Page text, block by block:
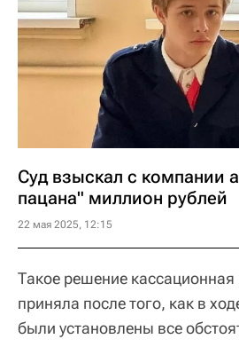
Суд взыскал с компании
пацана" миллион рублей
22 мая 2025, 12:15
Такое решение кассационная
приняла после того, как в
были установлены все